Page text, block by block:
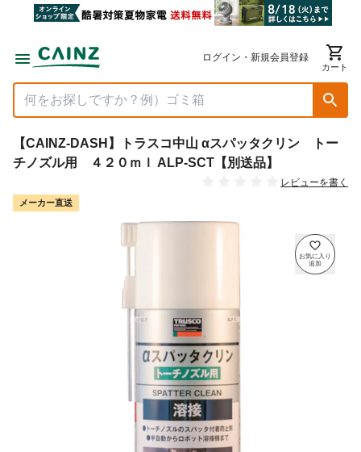
ログイン・新規会員登録
カート
【CAINZ-DASH】トラスコ中山 αスパッタクリン トー
チノズル用 ４２０ｍｌ ALP-SCT【別送品】
レビューを書く
メーカー直送